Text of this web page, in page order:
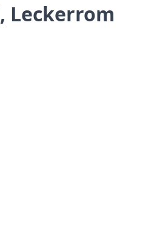
Leckerrom